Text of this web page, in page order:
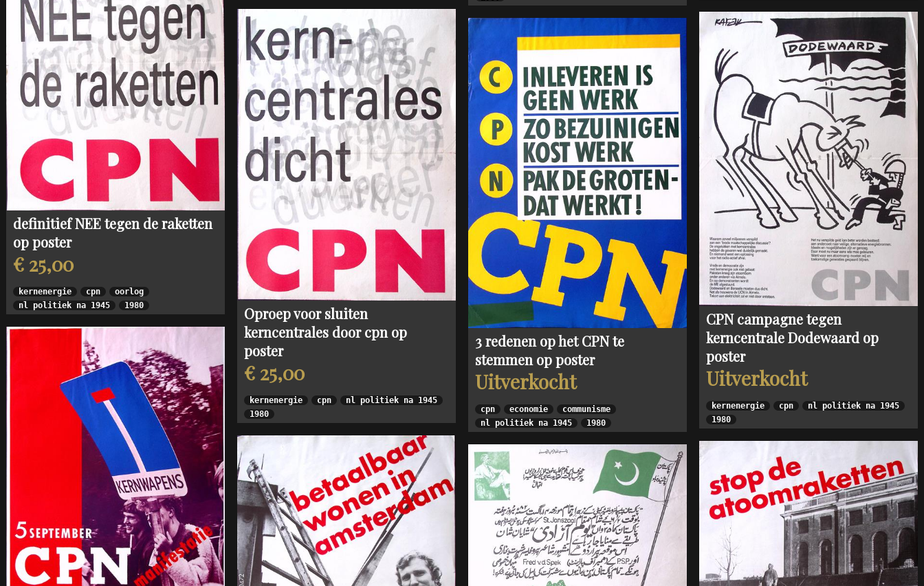
definitief NEE tegen de raketten
op poster
€ 25,00
kernenergie cpn
oorlog
nl politiek na 1945
1980
Oproep voor sluiten
kerncentrales door cpn op
poster
€ 25,00
kernenergie cpn
nl politiek na 1945
1980
CPN campagne tegen
kerncentrale Dodewaard op
poster
Uitverkocht
kernenergie cpn
nl politiek na 1945
1980
3 redenen op het CPN te
stemmen op poster
Uitverkocht
cpn economie
communisme
nl politiek na 1945
1980